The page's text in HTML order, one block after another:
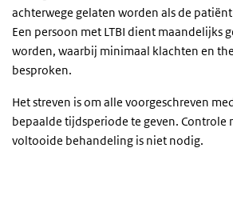
achterwege gelaten worden als de
Een persoon met LTBI dient maandelijks
worden, waarbij minimaal klachten en
besproken.
Het streven is om alle voorgeschreven
bepaalde tijdsperiode te geven. Controle
voltooide behandeling is niet nodig.